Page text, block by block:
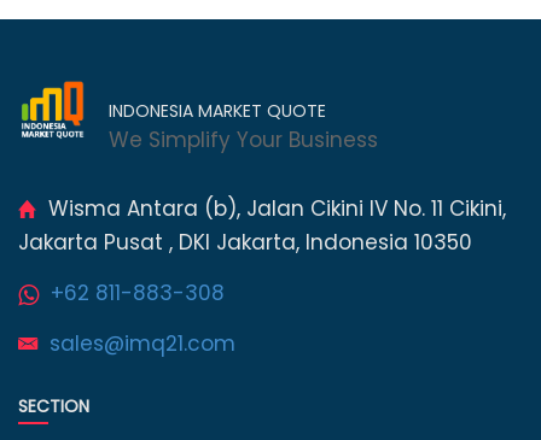
INDONESIA MARKET QUOTE
We Simplify Your Business
Wisma Antara (b), Jalan Cikini IV No. 11 Cikini,
Jakarta Pusat , DKI Jakarta, Indonesia 10350
+62 811-883-308
sales@imq21.com
SECTION